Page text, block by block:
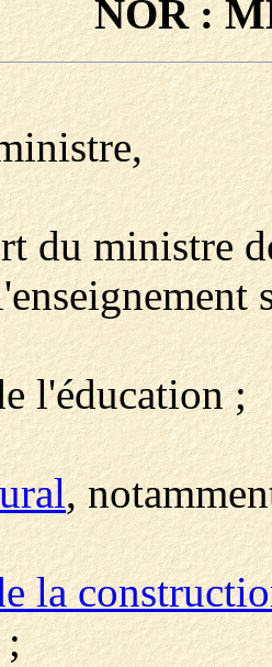
NOR :
du ministre
l'éducation ;
,
la
;